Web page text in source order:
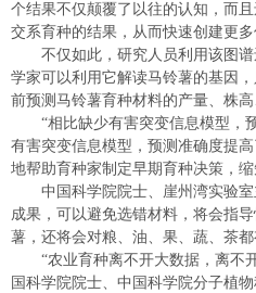
个结果不仅颠覆了以往的认知，而
交系育种的结果，从而快速创建更多
不仅如此，研究人员利用该图谱
学家可以利用它解读马铃薯的基因
前预测马铃薯育种材料的产量、株高
“相比缺少有害突变信息模型，
有害突变信息模型，预测准确度提
地帮助育种家制定早期育种决策，缩
中国科学院院士、崖州湾实验室
成果，可以避免选错材料，将会指
薯，还将会对粮、油、果、蔬、茶都
“农业育种离不开大数据，离不开
国科学院院士、中国科学院分子植